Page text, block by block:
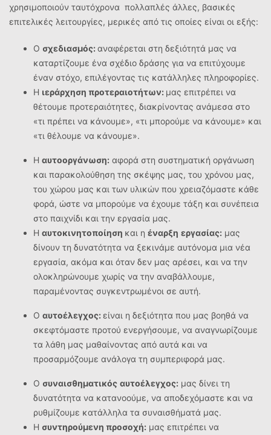
χρησιμοποιούν ταυτόχρονα πολλαπλές άλλες, βασικές
επιτελικές λειτουργίες, μερικές από τις οποίες είναι οι εξής:
Ο σχεδιασμός:αναφέρεται στη δεξιότητά μας να
καταρτίζουμε ένα σχέδιο δράσης για να επιτύχουμε
έναν στόχο, επιλέγοντας τις κατάλληλες πληροφορίες.
H ιεράρχηση προτεραιοτήτων: μας επιτρέπει να
θέτουμε προτεραιότητες, διακρίνοντας ανάμεσα στο
«τι πρέπει να κάνουμε», «τι μπορούμε να κάνουμε» και
«τι θέλουμε να κάνουμε».
Η αυτοοργάνωση: αφορά στη συστηματική οργάνωση
και παρακολούθηση της σκέψης μας, του χρόνου μας,
του χώρου μας και των υλικών που χρειαζόμαστε κάθε
φορά, ώστε να μπορούμε να έχουμε τάξη και συνέπεια
στο παιχνίδι και την εργασία μας.
Η αυτοκινητοποίηση και η έναρξη εργασίας: μας
δίνουν τη δυνατότητα να ξεκινάμε αυτόνομα μια νέα
εργασία, ακόμα και όταν δεν μας αρέσει, και να την
ολοκληρώνουμε χωρίς να την αναβάλλουμε,
παραμένοντας συγκεντρωμένοι σε αυτή.
Ο αυτοέλεγχος:είναι η δεξιότητα που μας βοηθά να
σκεφτόμαστε προτού ενεργήσουμε, να αναγνωρίζουμε
τα λάθη μας μαθαίνοντας από αυτά και να
προσαρμόζουμε ανάλογα τη συμπεριφορά μας.
Ο συναισθηματικός αυτοέλεγχος: μας δίνει τη
δυνατότητα να κατανοούμε, να αποδεχόμαστε και να
ρυθμίζουμε κατάλληλα τα συναισθήματά μας.
Η συντηρούμενη προσοχή: μας επιτρέπει να